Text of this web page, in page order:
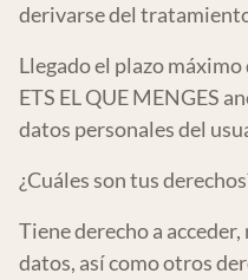
derivarse del
Llegado el plazo
ETS EL QUE MENGES
datos personales del
¿Cuáles son tus
Tiene derecho a
datos, así como otros